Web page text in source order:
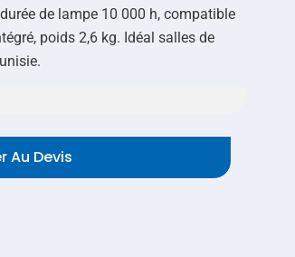
de lampe 10 000 h, compatible
poids 2,6 kg. Idéal salles de
Au Devis